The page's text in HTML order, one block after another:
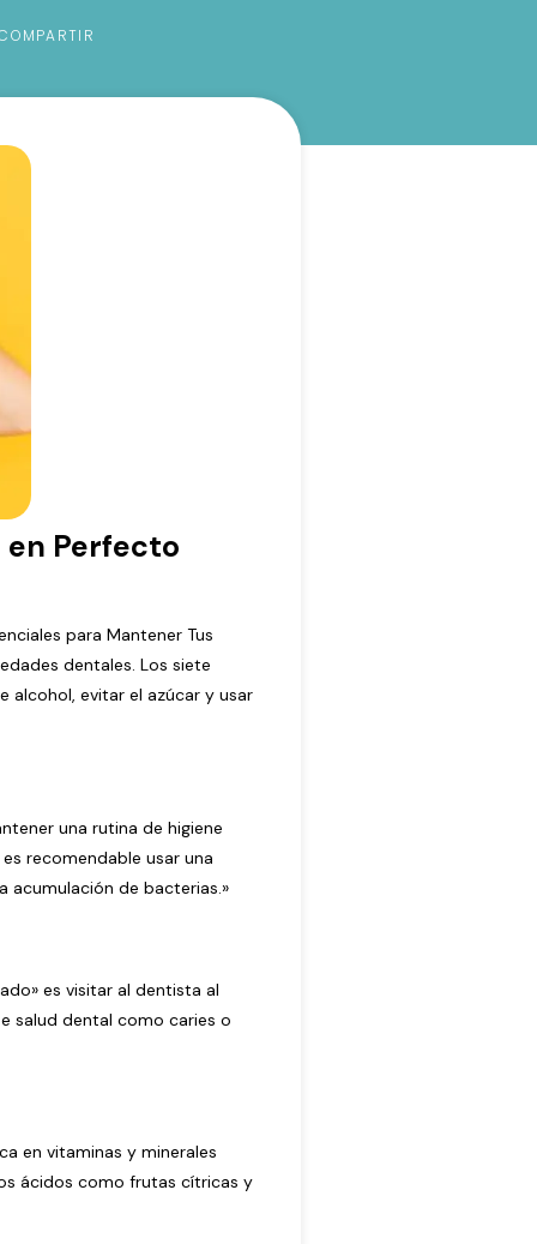
en Perfecto
para Mantener Tus
dentales. Los siete
alcohol, evitar el azúcar y usar
una rutina de higiene
recomendable usar una
acumulación de bacterias.»
es visitar al dentista al
salud dental como caries o
en vitaminas y minerales
ácidos como frutas cítricas y